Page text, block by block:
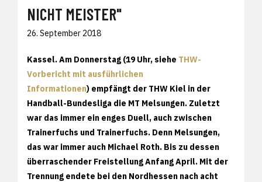
NICHT MEISTER"
26. September 2018
Kassel. Am Donnerstag (19 Uhr, siehe THW-
Vorbericht mit ausführlichen
Informationen) empfängt der THW Kiel in der
Handball-Bundesliga die MT Melsungen. Zuletzt
war das immer ein enges Duell, auch zwischen
Trainerfuchs und Trainerfuchs. Denn Melsungen,
das war immer auch Michael Roth. Bis zu dessen
überraschender Freistellung Anfang April. Mit der
Trennung endete bei den Nordhessen nach acht